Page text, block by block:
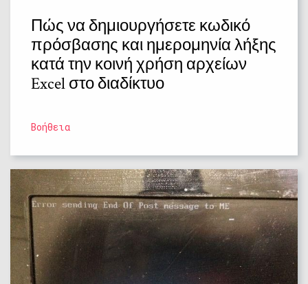
Πώς να δημιουργήσετε κωδικό
πρόσβασης και ημερομηνία λήξης
κατά την κοινή χρήση αρχείων
Excel στο διαδίκτυο
Βοήθεια